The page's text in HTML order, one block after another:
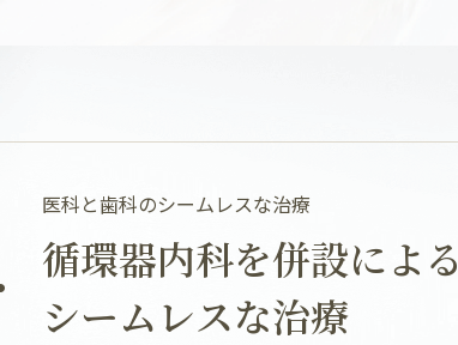
医科と歯科のシームレスな治療
循環器内科を併設による
シームレスな治療